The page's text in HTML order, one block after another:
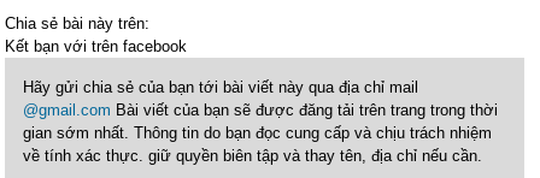
Chia sẻ bài này trên:
Kết bạn vớitrên facebook
Hãy gửi chia sẻ của bạn tới bài viết này qua địa chỉ mail
@gmail.com Bài viết của bạn sẽ được đăng tải trên trang trong thời
gian sớm nhất. Thông tin do bạn đọc cung cấp và chịu trách nhiệm
về tính xác thực. giữ quyền biên tập và thay tên, địa chỉ nếu cần.